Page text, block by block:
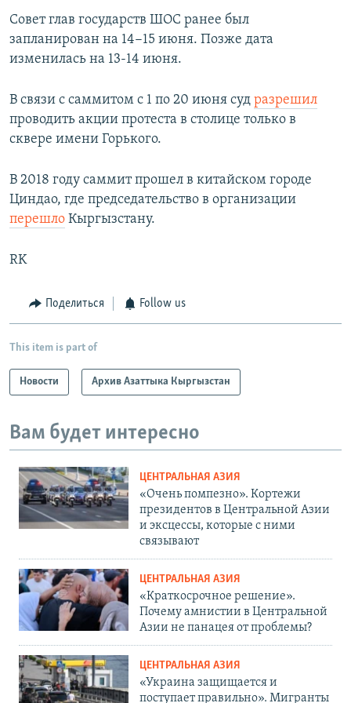
Совет глав государств ШОС ранее был
запланирован на 14−15 июня. Позже дата
изменилась на 13-14 июня.
В связи с саммитом с 1 по 20 июня суд разрешил
проводить акции протеста в столице только в
сквере имени Горького.
В 2018 году саммит прошел в китайском городе
Циндао, где председательство в организации
перешло Кыргызстану.
RK
Поделиться Follow us
This item is part of
Новости Архив Азаттыка Кыргызстан
Вам будет интересно
ЦЕНТРАЛЬНАЯ АЗИЯ
«Очень помпезно». Кортежи
президентов в Центральной Азии
и эксцессы, которые с ними
связывают
ЦЕНТРАЛЬНАЯ АЗИЯ
«Краткосрочное решение».
Почему амнистии в Центральной
Азии не панацея от проблемы?
ЦЕНТРАЛЬНАЯ АЗИЯ
«Украина защищается и
поступает правильно». Мигранты